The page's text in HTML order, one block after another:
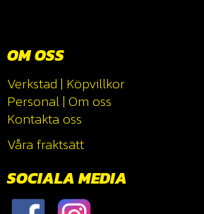
OM OSS
Verkstad | Köpvillkor
Personal| Om oss
Kontakta oss
Våra fraktsätt
SOCIALA MEDIA